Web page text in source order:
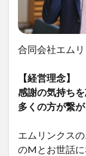
合同会社エムリ
【経営理念】
感謝の気持ちを
多くの方が繋が
エムリンクス
のMとお世話